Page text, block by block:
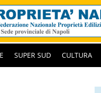
SUPER SUD CULTURA